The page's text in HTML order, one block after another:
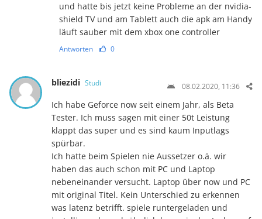
und hatte bis jetzt keine Probleme an der nvidia-
shield TV und am Tablett auch die apk am Handy
läuft sauber mit dem xbox one controller
Antworten 0
bliezidi Studi 08.02.2020, 11:36
Ich habe Geforce now seit einem Jahr, als Beta
Tester. Ich muss sagen mit einer 50t Leistung
klappt das super und es sind kaum Inputlags
spürbar.
Ich hatte beim Spielen nie Aussetzer o.ä. wir
haben das auch schon mit PC und Laptop
nebeneinander versucht. Laptop über now und PC
mit original Titel. Kein Unterschied zu erkennen
was latenz betrifft. spiele runtergeladen und